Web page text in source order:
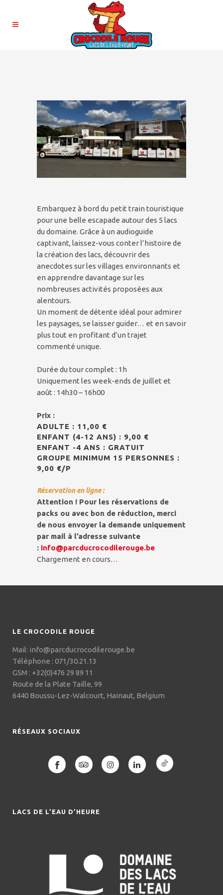
Embarquez à bord du petit train touristique
pour une belle escapade autour des 5 lacs
du domaine. Grâce à un audioguide
captivant, laissez-vous conter l’histoire de
la création des lacs, découvrir des
anecdotes sur les villages environnants et
en apprendre davantage sur les
nombreuses activités proposées aux
alentours.
Un moment de détente idéal pour admirer
les paysages, se laisser guider… et en savoir
plus tout en profitant d’un trajet
commenté unique.
Durée du tour complet : 1h
Uniquement les week-ends de juillet et
août : 14h30 – 16h00
Prix :
ADULTE : 11,00 €
ENFANT (4-12 ANS) : 9,00 €
ENFANT -4 ANS : GRATUIT
GROUPE MINIMUM 15 PERSONNES :
9,00 €/P
Réservation en ligne :
Attention ! Pour les réservations de
packs ou avec bon de réduction, merci
de nous envoyer la demande uniquement
par mail à l’adresse suivante
: info@parcducrocodilerouge.be
Chargement en cours…
LE CROCODILE ROUGE
Mail: info@parcducrocodilerouge.be
Téléphone : 071/30.21.13
GSM : +32(0)476 29 89 11
Route de la Plate Taille, 99
6440 Boussu-Lez-Walcourt, Hainaut, Belgium
RÉSEAUX SOCIAUX
LACS DE L’EAU D’HEURE